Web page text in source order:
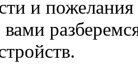
и пожелания
вами